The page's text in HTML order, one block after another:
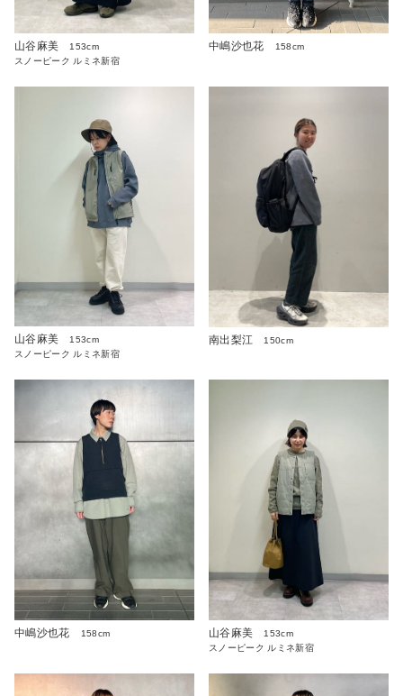
山谷麻美
153cm
スノーピーク ルミネ新宿
中嶋沙也花 158cm
山谷麻美
153cm
スノーピーク ルミネ新宿
南出梨江 150cm
中嶋沙也花 158cm 山谷麻美
153cm
スノーピーク ルミネ新宿